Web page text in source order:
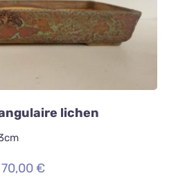
DÉTAILS
lichen
70,00€